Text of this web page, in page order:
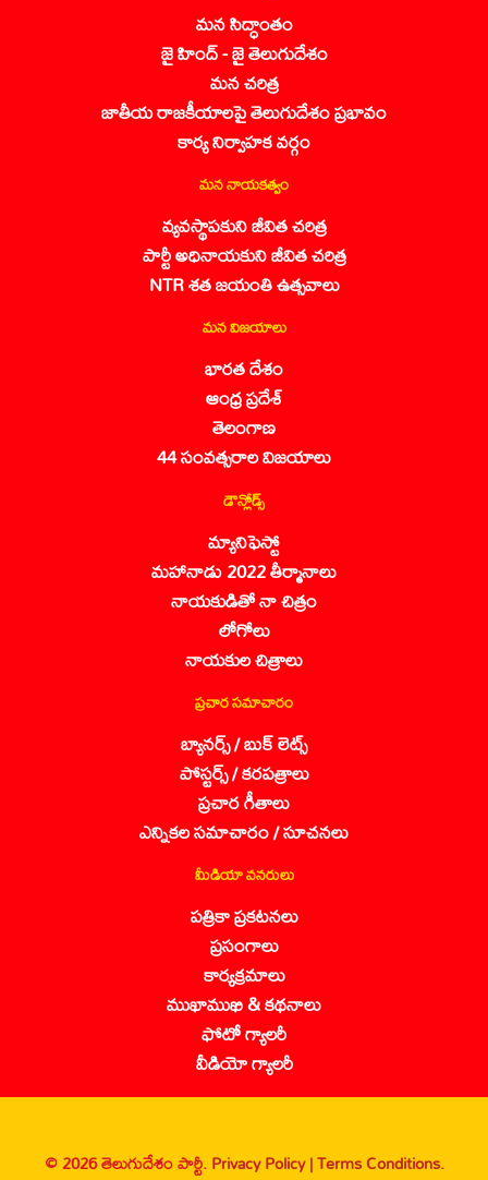
మన సిద్ధాంతం
జై హింద్ - జై తెలుగుదేశం
మన చరిత్ర
జాతీయ రాజకీయాలపై తెలుగుదేశం ప్రభావం
కార్య నిర్వాహక వర్గం
మన నాయకత్వం
వ్యవస్థాపకుని జీవిత చరిత్ర
పార్టీ అధినాయకుని జీవిత చరిత్ర
NTR శత జయంతి ఉత్సవాలు
మన విజయాలు
భారత దేశం
ఆంధ్ర ప్రదేశ్
తెలంగాణ
44 సంవత్సరాల విజయాలు
డౌన్లోడ్స్
మ్యానిఫెస్టో
మహానాడు 2022 తీర్మానాలు
నాయకుడితో నా చిత్రం
లోగోలు
నాయకుల చిత్రాలు
ప్రచార సమాచారం
బ్యానర్స్ / బుక్ లెట్స్
పోస్టర్స్ / కరపత్రాలు
ప్రచార గీతాలు
ఎన్నికల సమాచారం / సూచనలు
మీడియా వనరులు
పత్రికా ప్రకటనలు
ప్రసంగాలు
కార్యక్రమాలు
ముఖాముఖి & కథనాలు
ఫోటో గ్యాలరీ
వీడియో గ్యాలరీ
© 2026 తెలుగుదేశం పార్టీ.Privacy Policy |Terms Conditions.